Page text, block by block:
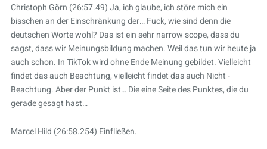
Christoph Görn (26:57.49) Ja, ich glaube, ich störe mich ein
bisschen an der Einschränkung der… Fuck, wie sind denn die
deutschen Worte wohl? Das ist ein sehr narrow scope, dass du
sagst, dass wir Meinungsbildung machen. Weil das tun wir heute ja
auch schon. In TikTok wird ohne Ende Meinung gebildet. Vielleicht
findet das auch Beachtung, vielleicht findet das auch Nicht -
Beachtung. Aber der Punkt ist… Die eine Seite des Punktes, die du
gerade gesagt hast…
Marcel Hild (26:58.254) Einfließen.